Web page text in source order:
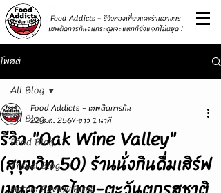
Food Addicts - รีวิวท่องเที่ยวและร้านอาหาร
เสพติดการกินจนกระดุมจะแหกก็ยังแ๑กไม่หยุด !
โพสต์
All Blog
Food Blog
Travel Blog
Hotels Review Blog
All Blog
รีวิว "Oak Wine Valley"
(สุขุมวิท 50) ร้านนั่งกินดื่มเสิร์ฟ
Food Addicts - เสพติดการกิน
22 ธ.ค. 2567ยาว 1 นาที